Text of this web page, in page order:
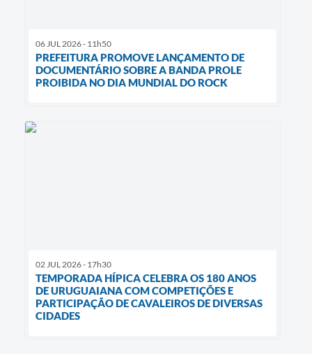
06 JUL 2026 - 11h50
PREFEITURA PROMOVE LANÇAMENTO DE
DOCUMENTÁRIO SOBRE A BANDA PROLE
PROIBIDA NO DIA MUNDIAL DO ROCK
02 JUL 2026 - 17h30
TEMPORADA HÍPICA CELEBRA OS 180 ANOS
DE URUGUAIANA COM COMPETIÇÕES E
PARTICIPAÇÃO DE CAVALEIROS DE DIVERSAS
CIDADES